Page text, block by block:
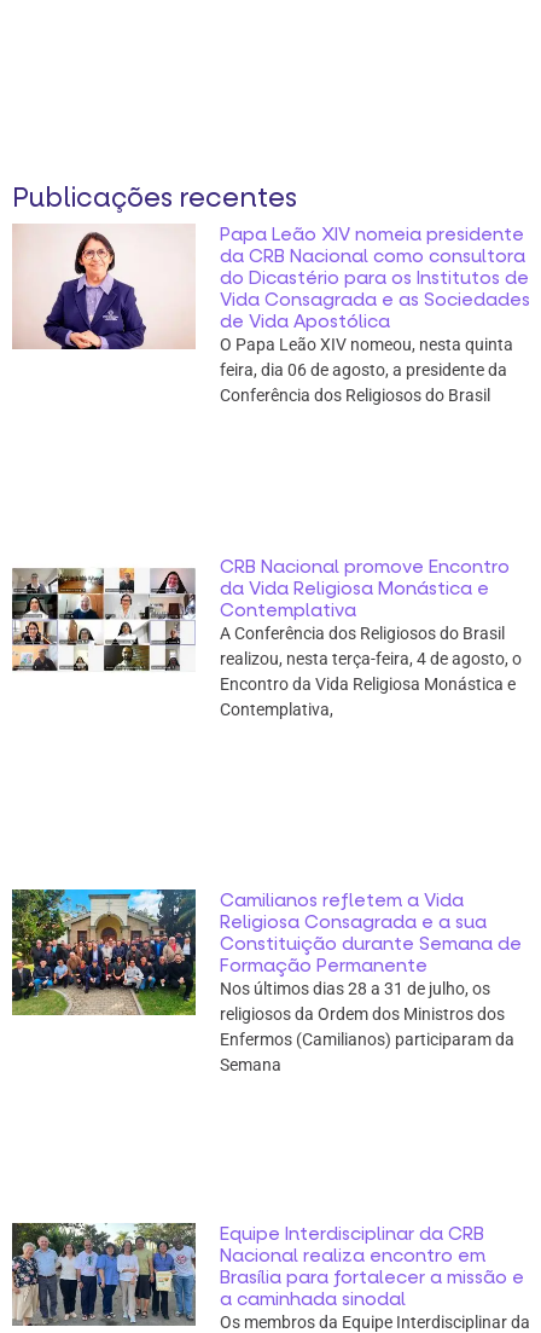
Publicações recentes
Papa Leão XIV nomeia presidente
da CRB Nacional como consultora
do Dicastério para os Institutos de
Vida Consagrada e as Sociedades
de Vida Apostólica
O Papa Leão XIV nomeou, nesta quinta
feira, dia 06 de agosto, a presidente da
Conferência dos Religiosos do Brasil
CRB Nacional promove Encontro
da Vida Religiosa Monástica e
Contemplativa
A Conferência dos Religiosos do Brasil
realizou, nesta terça-feira, 4 de agosto, o
Encontro da Vida Religiosa Monástica e
Contemplativa,
Camilianos refletem a Vida
Religiosa Consagrada e a sua
Constituição durante Semana de
Formação Permanente
Nos últimos dias 28 a 31 de julho, os
religiosos da Ordem dos Ministros dos
Enfermos (Camilianos) participaram da
Semana
Equipe Interdisciplinar da CRB
Nacional realiza encontro em
Brasília para fortalecer a missão e
a caminhada sinodal
Os membros da Equipe Interdisciplinar da